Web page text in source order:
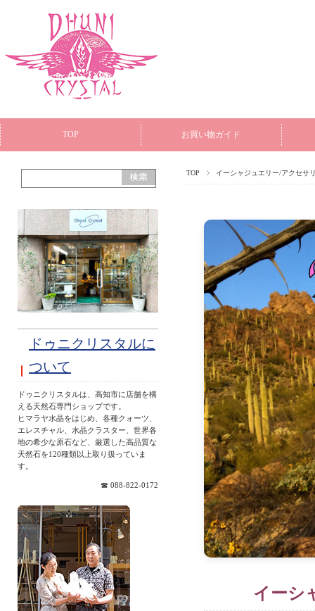
TOP お買い物ガイド
TOP イーシャジュエリー/アクセサ
イーシ
ドゥニクリスタルに
ついて
ドゥニクリスタルは、高知市に店舗を構
える天然石専門ショップです。
ヒマラヤ水晶をはじめ、各種クォーツ、
エレスチャル、水晶クラスター、世界各
地の希少な原石など、厳選した高品質な
天然石を120種類以上取り扱っていま
す。
☎ 088-822-0172